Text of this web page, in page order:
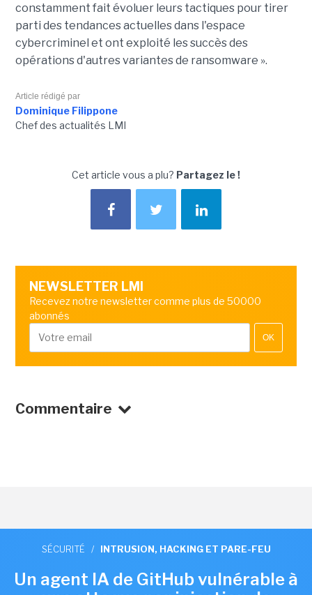
constamment fait évoluer leurs tactiques pour tirer
parti des tendances actuelles dans l'espace
cybercriminel et ont exploité les succès des
opérations d'autres variantes de ransomware ».
Article rédigé par
Dominique Filippone
Chef des actualités LMI
Cet article vous a plu? Partagez le !
NEWSLETTER LMI
Recevez notre newsletter comme plus de 50000
abonnés
OK
Commentaire
SÉCURITÉ / INTRUSION, HACKING ET PARE-FEU
Un agent IA de GitHub vulnérable à